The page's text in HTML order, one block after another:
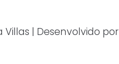
| Desenvolvido por